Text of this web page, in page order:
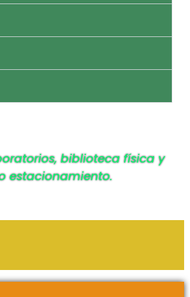
biblioteca física y
estacionamiento.